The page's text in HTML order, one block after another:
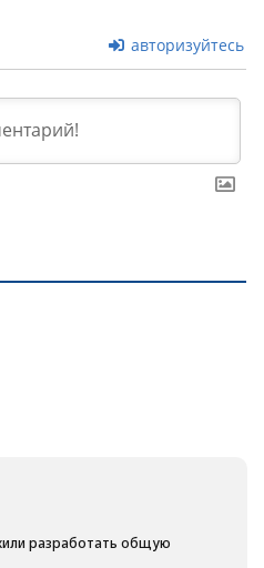
авторизуйтесь
разработать общую